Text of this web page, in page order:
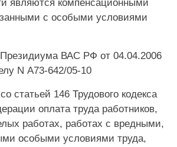
являются компенсационными
с особыми условиями
ВАС РФ от 04.04.2006
N А73-642/05-10
статьей 146 Трудового кодекса
оплата труда работников,
работах, работах с вредными,
особыми условиями труда,